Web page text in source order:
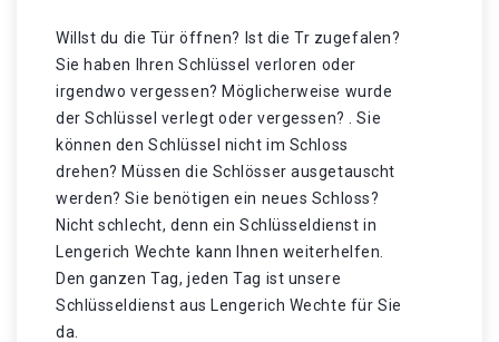
Willst du die Tür öffnen? Ist die Tr zugefalen?
Sie haben Ihren Schlüssel verloren oder
irgendwo vergessen? Möglicherweise wurde
der Schlüssel verlegt oder vergessen? . Sie
können den Schlüssel nicht im Schloss
drehen? Müssen die Schlösser ausgetauscht
werden? Sie benötigen ein neues Schloss?
Nicht schlecht, denn ein Schlüsseldienst in
Lengerich Wechte kann Ihnen weiterhelfen.
Den ganzen Tag, jeden Tag ist unsere
Schlüsseldienst aus Lengerich Wechte für Sie
da.